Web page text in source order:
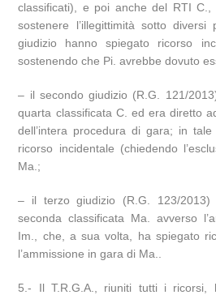
classificati), e poi anche del RTI
sostenere l’illegittimità sotto
giudizio hanno spiegato ricorso
sostenendo che Pi. avrebbe dovuto
– il secondo giudizio (R.G. 121/
quarta classificata C. ed era diretto
dell’intera procedura di gara; in
ricorso incidentale (chiedendo
Ma.;
– il terzo giudizio (R.G. 123/
seconda classificata Ma. avverso
Im., che, a sua volta, ha spiegato
l’ammissione in gara di Ma..
5.- Il T.R.G.A., riuniti tutti i ricorsi,